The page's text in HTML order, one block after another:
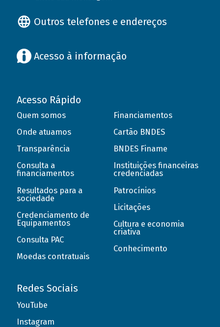
Outros telefones e endereços
Acesso à informação
Acesso Rápido
Quem somos
Onde atuamos
Transparência
Consulta a
financiamentos
Resultados para a
sociedade
Credenciamento de
Equipamentos
Consulta PAC
Moedas contratuais
Financiamentos
Cartão BNDES
BNDES Finame
Instituições financeiras
credenciadas
Patrocínios
Licitações
Cultura e economia
criativa
Conhecimento
Redes Sociais
YouTube
Instagram